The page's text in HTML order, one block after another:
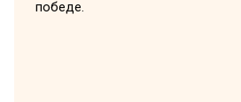
победе.